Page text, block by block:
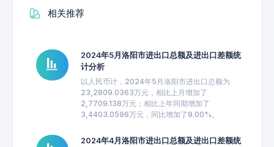
相关推荐
2024年5月洛阳市进出口总额及进出口差额统
计分析
以人民币计，2024年5月洛阳市进出口总额为
23,2809.0363万元，相比上月增加了
2,7709.138万元；相比上年同期增加了
3,4403.0596万元，同比增加了9.00%。
2024年4月洛阳市进出口总额及进出口差额统